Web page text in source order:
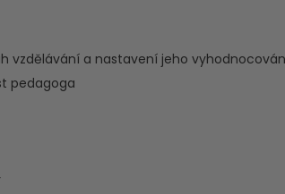
vzdělávání a nastavení jeho
pedagoga